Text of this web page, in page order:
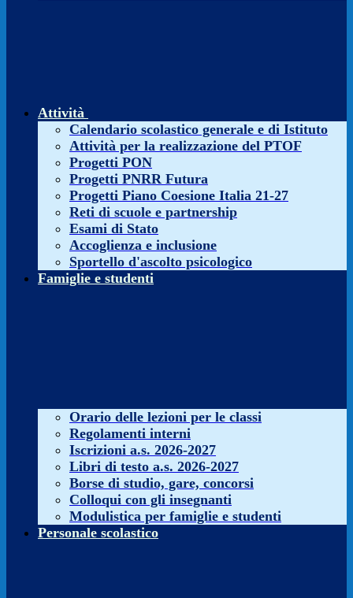
Attività
Calendario scolastico generale e di Istituto
Attività per la realizzazione del PTOF
Progetti PON
Progetti PNRR Futura
Progetti Piano Coesione Italia 21-27
Reti di scuole e partnership
Esami di Stato
Accoglienza e inclusione
Sportello d'ascolto psicologico
Famiglie e studenti
Orario delle lezioni per le classi
Regolamenti interni
Iscrizioni a.s. 2026-2027
Libri di testo a.s. 2026-2027
Borse di studio, gare, concorsi
Colloqui con gli insegnanti
Modulistica per famiglie e studenti
Personale scolastico